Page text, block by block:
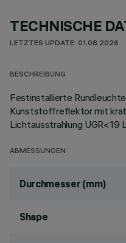
TECHNISCHE
LETZTES UPDATE: 01.08.2026
BESCHREIBUNG
Festinstallierte
Kunststoffreflektor mit
Lichtausstrahlung
ABMESSUNGEN
Durchmesser (mm)
Shape